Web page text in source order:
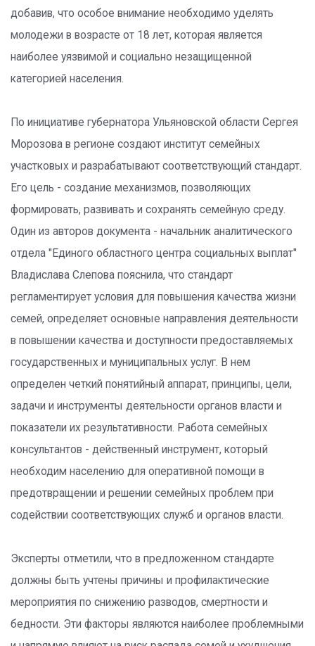
добавив, что особое внимание необходимо уделять
молодежи в возрасте от 18 лет, которая является
наиболее уязвимой и социально незащищенной
категорией населения.
По инициативе губернатора Ульяновской области Сергея
Морозова в регионе создают институт семейных
участковых и разрабатывают соответствующий стандарт.
Его цель - создание механизмов, позволяющих
формировать, развивать и сохранять семейную среду.
Один из авторов документа - начальник аналитического
отдела "Единого областного центра социальных выплат"
Владислава Слепова пояснила, что стандарт
регламентирует условия для повышения качества жизни
семей, определяет основные направления деятельности
в повышении качества и доступности предоставляемых
государственных и муниципальных услуг. В нем
определен четкий понятийный аппарат, принципы, цели,
задачи и инструменты деятельности органов власти и
показатели их результативности. Работа семейных
консультантов - действенный инструмент, который
необходим населению для оперативной помощи в
предотвращении и решении семейных проблем при
содействии соответствующих служб и органов власти.
Эксперты отметили, что в предложенном стандарте
должны быть учтены причины и профилактические
мероприятия по снижению разводов, смертности и
бедности. Эти факторы являются наиболее проблемными